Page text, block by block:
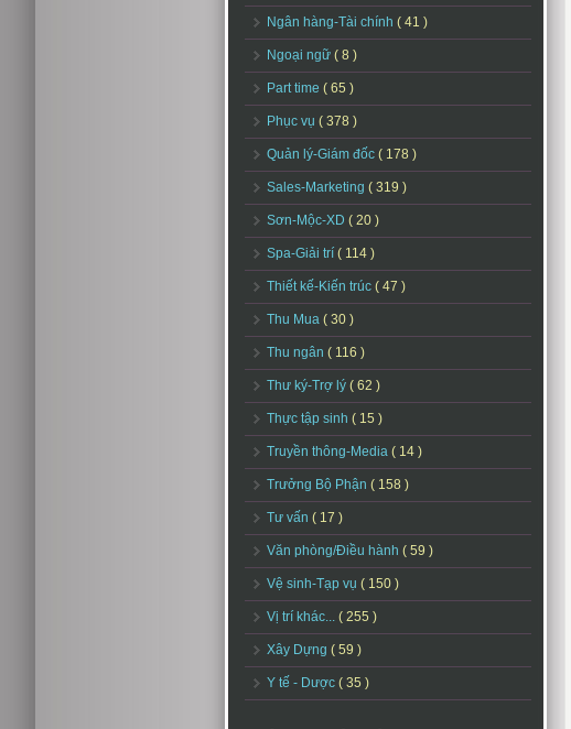
Ngân hàng-Tài chính ( 41 )
Ngoại ngữ ( 8 )
Part time ( 65 )
Phục vụ ( 378 )
Quản lý-Giám đốc ( 178 )
Sales-Marketing ( 319 )
Sơn-Mộc-XD ( 20 )
Spa-Giải trí ( 114 )
Thiết kế-Kiến trúc ( 47 )
Thu Mua ( 30 )
Thu ngân ( 116 )
Thư ký-Trợ lý ( 62 )
Thực tập sinh ( 15 )
Truyền thông-Media ( 14 )
Trưởng Bộ Phận ( 158 )
Tư vấn ( 17 )
Văn phòng/Điều hành ( 59 )
Vệ sinh-Tạp vụ ( 150 )
Vị trí khác... ( 255 )
Xây Dựng ( 59 )
Y tế - Dược ( 35 )